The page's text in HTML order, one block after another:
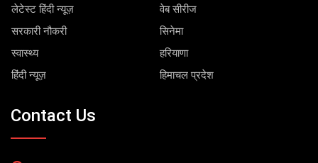
लेटेस्ट हिंदी न्यूज़
वेब सीरीज
सरकारी नौकरी
सिनेमा
स्वास्थ्य
हरियाणा
हिंदी न्यूज़
हिमाचल प्रदेश
Contact Us